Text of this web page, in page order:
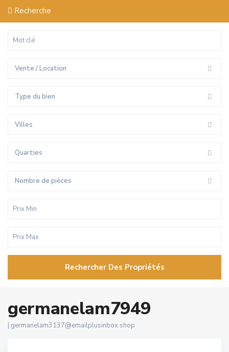
Recherche
Vente / Location
Type du bien
Villes
Quarties
Nombre de pièces
Rechercher Des Propriétés
germanelam7949
| germanelam3137@emailplusinbox.shop